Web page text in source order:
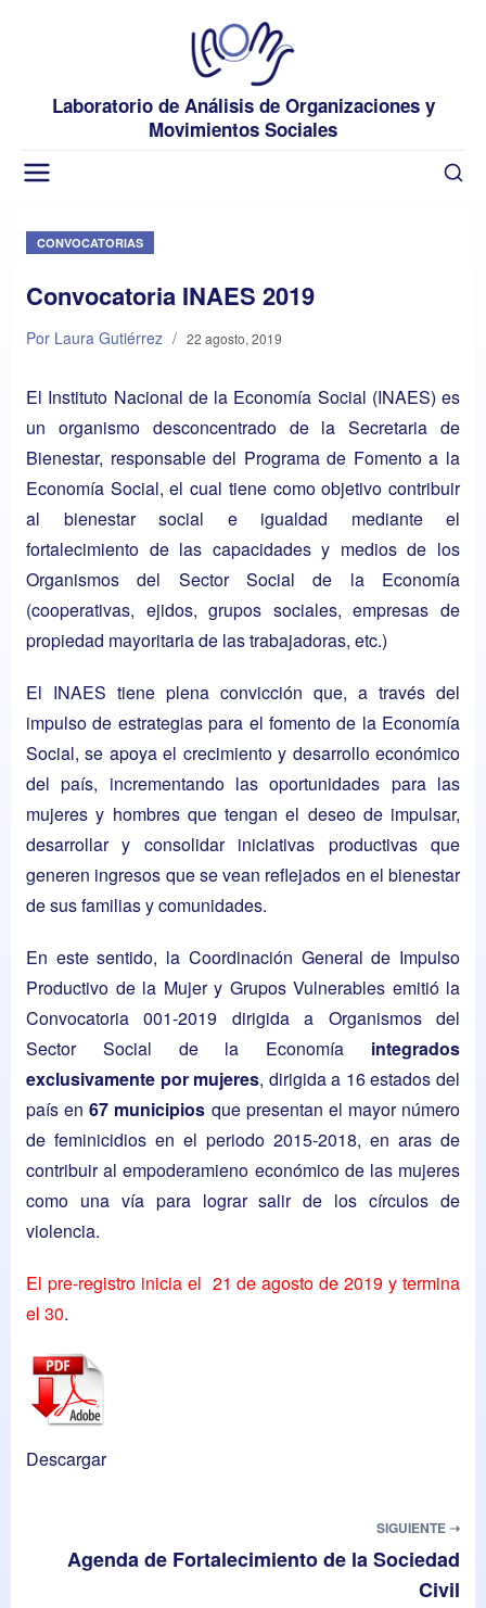
Laboratorio de Análisis de Organizaciones y
Movimientos Sociales
CONVOCATORIAS
Convocatoria INAES 2019
Por Laura Gutiérrez / 22 agosto, 2019
El Instituto Nacional de la Economía Social (INAES) es
un organismo desconcentrado de la Secretaria de
Bienestar, responsable del Programa de Fomento a la
Economía Social, el cual tiene como objetivo contribuir
al bienestar social e igualdad mediante el
fortalecimiento de las capacidades y medios de los
Organismos del Sector Social de la Economía
(cooperativas, ejidos, grupos sociales, empresas de
propiedad mayoritaria de las trabajadoras, etc.)
El INAES tiene plena convicción que, a través del
impulso de estrategias para el fomento de la Economía
Social, se apoya el crecimiento y desarrollo económico
del país, incrementando las oportunidades para las
mujeres y hombres que tengan el deseo de impulsar,
desarrollar y consolidar iniciativas productivas que
generen ingresos que se vean reflejados en el bienestar
de sus familias y comunidades.
En este sentido, la Coordinación General de Impulso
Productivo de la Mujer y Grupos Vulnerables emitió la
Convocatoria 001-2019 dirigida a Organismos del
Sector Social de la Economía integrados
exclusivamente por mujeres, dirigida a 16 estados del
país en67 municipios que presentan el mayor número
de feminicidios en el periodo 2015-2018, en aras de
contribuir al empoderamieno económico de las mujeres
como una vía para lograr salir de los círculos de
violencia.
El pre-registro inicia el 21 de agosto de 2019 y termina
el 30.
Descargar
SIGUIENTE ➝
Agenda de Fortalecimiento de la Sociedad
Civil